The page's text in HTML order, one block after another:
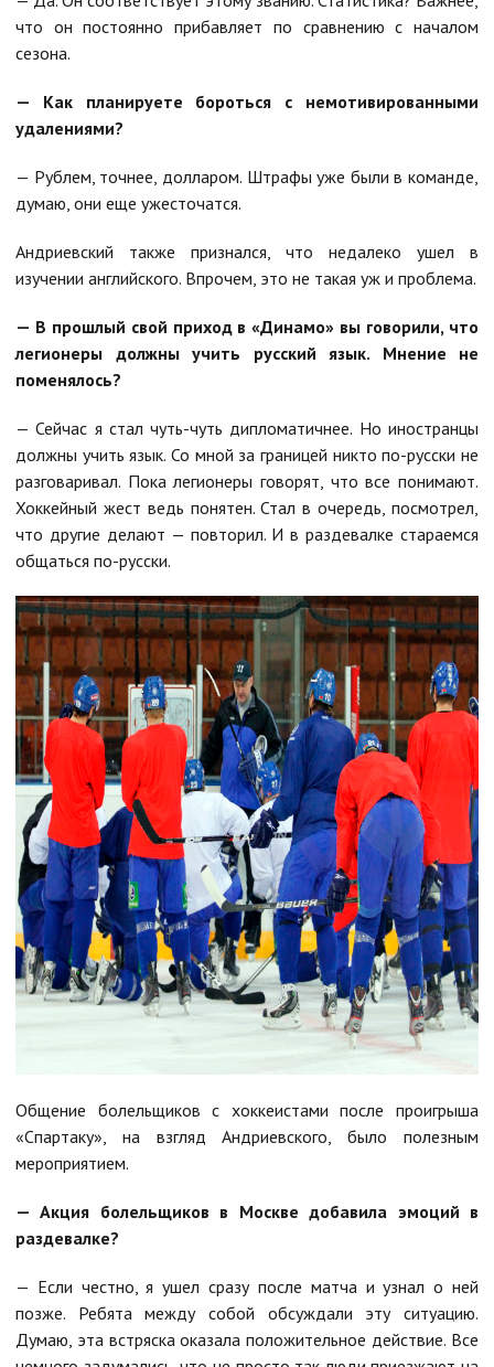
что он постоянно прибавляет по сравнению с началом
сезона.
— Как планируете бороться с немотивированными
удалениями?
— Рублем, точнее, долларом. Штрафы уже были в команде,
думаю, они еще ужесточатся.
Андриевский также признался, что недалеко ушел в
изучении английского. Впрочем, это не такая уж и проблема.
— В прошлый свой приход в «Динамо» вы говорили, что
легионеры должны учить русский язык. Мнение не
поменялось?
— Сейчас я стал чуть-чуть дипломатичнее. Но иностранцы
должны учить язык. Со мной за границей никто по-русски не
разговаривал. Пока легионеры говорят, что все понимают.
Хоккейный жест ведь понятен. Стал в очередь, посмотрел,
что другие делают — повторил. И в раздевалке стараемся
общаться по-русски.
Общение болельщиков с хоккеистами после проигрыша
«Спартаку», на взгляд Андриевского, было полезным
мероприятием.
— Акция болельщиков в Москве добавила эмоций в
раздевалке?
— Если честно, я ушел сразу после матча и узнал о ней
позже. Ребята между собой обсуждали эту ситуацию.
Думаю, эта встряска оказала положительное действие. Все